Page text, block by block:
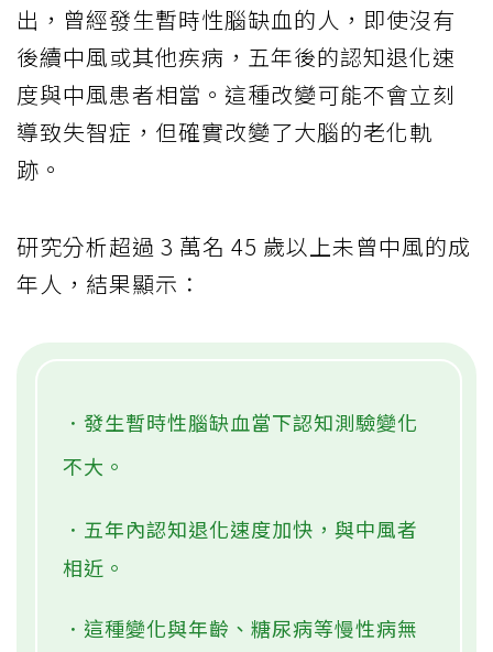
出，曾經發生暫時性腦缺血的人，即使沒有
後續中風或其他疾病，五年後的認知退化速
度與中風患者相當。這種改變可能不會立刻
導致失智症，但確實改變了大腦的老化軌
跡。
研究分析超過 3 萬名 45 歲以上未曾中風的成
年人，結果顯示：
．發生暫時性腦缺血當下認知測驗變化
不大。
．五年內認知退化速度加快，與中風者
相近。
．這種變化與年齡、糖尿病等慢性病無